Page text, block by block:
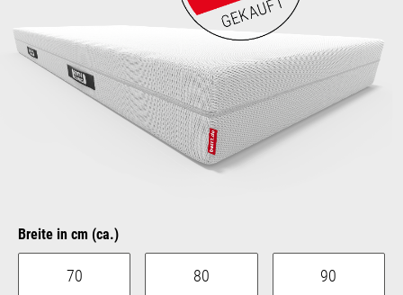
Breite in cm (ca.)auswählen
70 80 90